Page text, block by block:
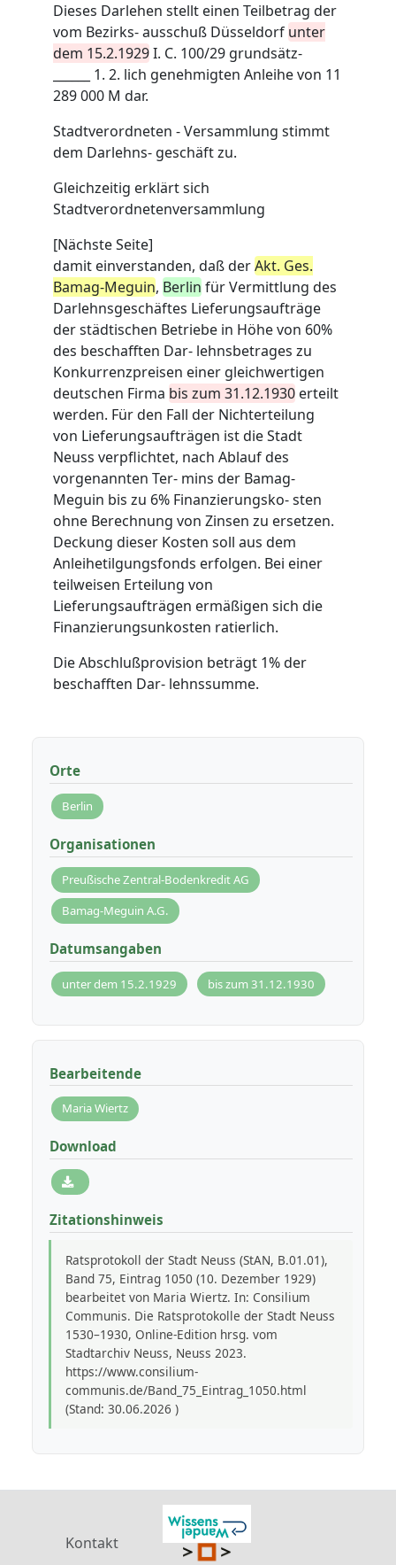
Dieses Darlehen stellt einen Teilbetrag der
vom Bezirks- ausschuß Düsseldorf unter
dem 15.2.1929I. C. 100/29 grundsätz-
______ 1. 2. lich genehmigten Anleihe von 11
289 000 M dar.
Stadtverordneten - Versammlung stimmt
dem Darlehns- geschäft zu.
Gleichzeitig erklärt sich
Stadtverordnetenversammlung
[Nächste Seite]
damit einverstanden, daß derAkt. Ges.
Bamag-Meguin, Berlin für Vermittlung des
Darlehnsgeschäftes Lieferungsaufträge
der städtischen Betriebe in Höhe von 60%
des beschafften Dar- lehnsbetrages zu
Konkurrenzpreisen einer gleichwertigen
deutschen Firma bis zum 31.12.1930 erteilt
werden. Für den Fall der Nichterteilung
von Lieferungsaufträgen ist die Stadt
Neuss verpflichtet, nach Ablauf des
vorgenannten Ter- mins der Bamag-
Meguin bis zu 6% Finanzierungsko- sten
ohne Berechnung von Zinsen zu ersetzen.
Deckung dieser Kosten soll aus dem
Anleihetilgungsfonds erfolgen. Bei einer
teilweisen Erteilung von
Lieferungsaufträgen ermäßigen sich die
Finanzierungsunkosten ratierlich.
Die Abschlußprovision beträgt 1% der
beschafften Dar- lehnssumme.
Orte
Berlin
Organisationen
Preußische Zentral-Bodenkredit AG
Bamag-Meguin A.G.
Datumsangaben
unter dem 15.2.1929 bis zum 31.12.1930
Bearbeitende
Maria Wiertz
Download
Zitationshinweis
Ratsprotokoll der Stadt Neuss (StAN, B.01.01),
Band 75, Eintrag 1050 (10. Dezember 1929)
bearbeitet von Maria Wiertz. In: Consilium
Communis. Die Ratsprotokolle der Stadt Neuss
1530–1930, Online-Edition hrsg. vom
Stadtarchiv Neuss, Neuss 2023.
https://www.consilium-
communis.de/Band_75_Eintrag_1050.html
(Stand: 30.06.2026 )
Kontakt